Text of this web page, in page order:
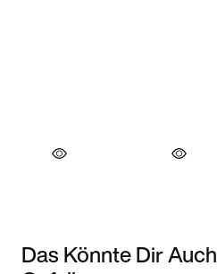
Das Könnte Dir Auch